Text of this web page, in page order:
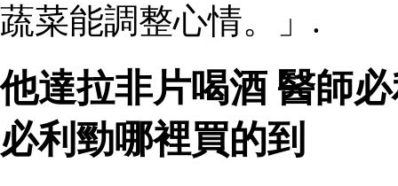
蔬菜能調整心情。」.
他達拉非片喝酒 醫師
必利勁哪裡買的到